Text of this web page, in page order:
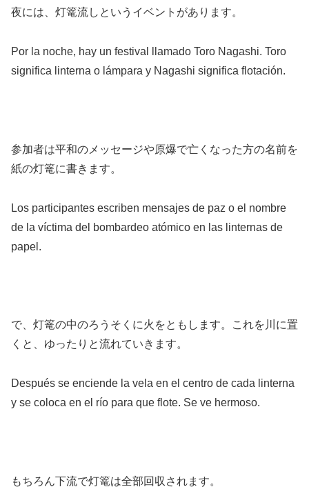
夜には、灯篭流しというイベントがあります。
Por la noche, hay un festival llamado Toro Nagashi. Toro
significa linterna o lámpara y Nagashi significa flotación.
参加者は平和のメッセージや原爆で亡くなった方の名前を
紙の灯篭に書きます。
Los participantes escriben mensajes de paz o el nombre
de la víctima del bombardeo atómico en las linternas de
papel.
で、灯篭の中のろうそくに火をともします。これを川に置
くと、ゆったりと流れていきます。
Después se enciende la vela en el centro de cada linterna
y se coloca en el río para que flote. Se ve hermoso.
もちろん下流で灯篭は全部回収されます。